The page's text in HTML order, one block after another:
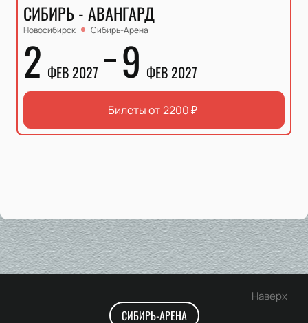
СИБИРЬ - АВАНГАРД
Новосибирск Сибирь-Арена
2 ФЕВ 2027 9 ФЕВ 2027
Билеты от2200₽
Наверх
СИБИРЬ-АРЕНА